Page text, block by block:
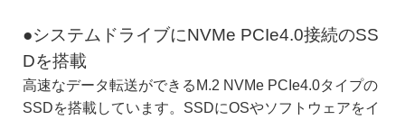
●システムドライブにNVMe PCIe4.0接続のSS
Dを搭載
高速なデータ転送ができるM.2 NVMe PCIe4.0タイプの
SSDを搭載しています。SSDにOSやソフトウェアをイ